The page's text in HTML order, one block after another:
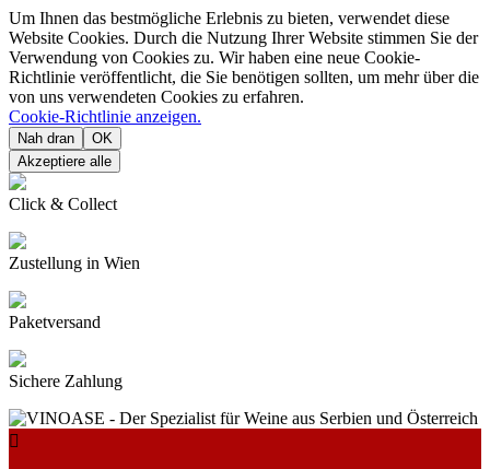
Um Ihnen das bestmögliche Erlebnis zu bieten, verwendet diese
Website Cookies. Durch die Nutzung Ihrer Website stimmen Sie der
Verwendung von Cookies zu. Wir haben eine neue Cookie-
Richtlinie veröffentlicht, die Sie benötigen sollten, um mehr über die
von uns verwendeten Cookies zu erfahren.
Cookie-Richtlinie anzeigen.
Nah dran
OK
Akzeptiere alle
Click & Collect
Zustellung in Wien
Paketversand
Sichere Zahlung
